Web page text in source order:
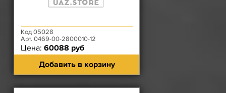
Код 05028
Арт. 0469-00-2800010-12
Цена: 60088 руб
Добавить в корзину